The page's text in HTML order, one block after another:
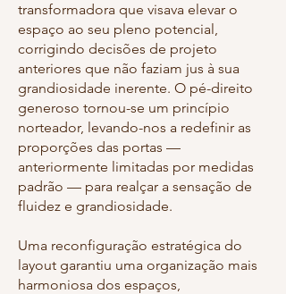
transformadora que visava elevar o
espaço ao seu pleno potencial,
corrigindo decisões de projeto
anteriores que não faziam jus à sua
grandiosidade inerente. O pé-direito
generoso tornou-se um princípio
norteador, levando-nos a redefinir as
proporções das portas —
anteriormente limitadas por medidas
padrão — para realçar a sensação de
fluidez e grandiosidade.
Uma reconfiguração estratégica do
layout garantiu uma organização mais
harmoniosa dos espaços,